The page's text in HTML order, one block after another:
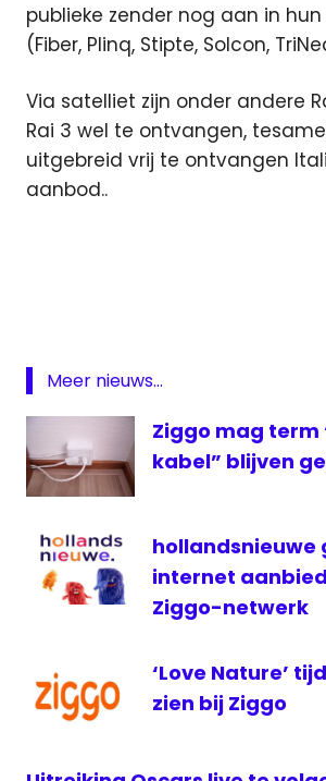
publieke zender nog aan in
(Fiber, Plinq, Stipte, Solcon,
Via satelliet zijn onder andere
Rai 3 wel te ontvangen,
uitgebreid vrij te ontvangen
aanbod..
medianieuws
mediaset
Rai
1
televisienieuws
UPC
ziggo
Meer nieuws...
Ziggo mag term
kabel” blijven
hollandsnieuwe
internet
Ziggo-netwerk
‘Love Nature’
zien bij Ziggo